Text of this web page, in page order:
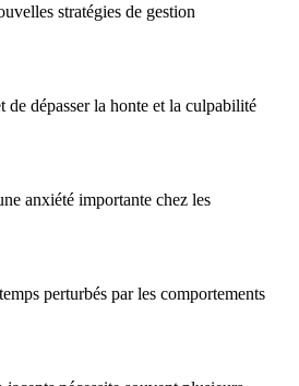
stratégies de gestion
de dépasser la honte et la culpabilité
anxiété importante chez les
perturbés par les comportements